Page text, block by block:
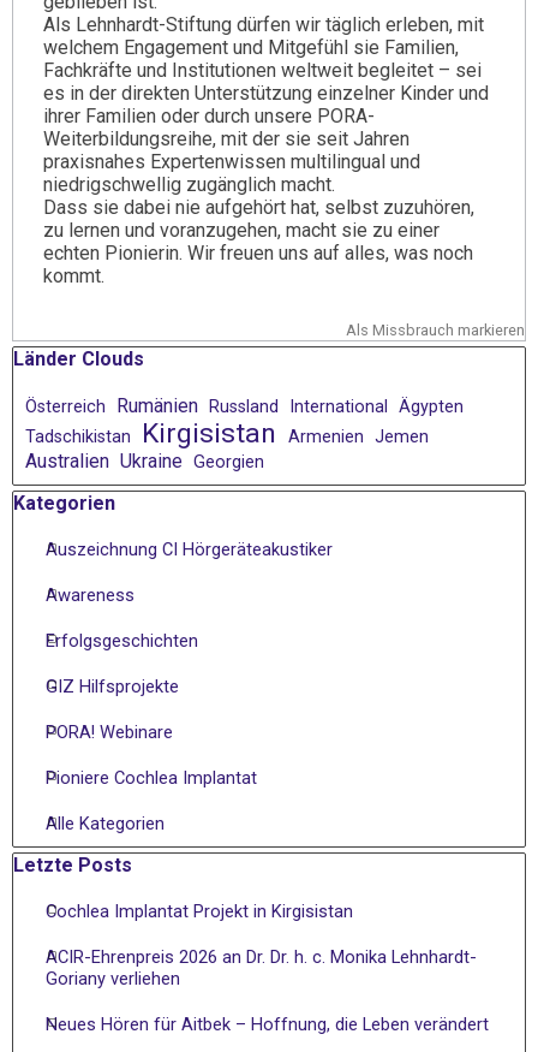
Als Lehnhardt-Stiftung dürfen wir täglich erleben, mit
welchem Engagement und Mitgefühl sie Familien,
Fachkräfte und Institutionen weltweit begleitet – sei
es in der direkten Unterstützung einzelner Kinder und
ihrer Familien oder durch unsere PORA-
Weiterbildungsreihe, mit der sie seit Jahren
praxisnahes Expertenwissen multilingual und
niedrigschwellig zugänglich macht.
Dass sie dabei nie aufgehört hat, selbst zuzuhören,
zu lernen und voranzugehen, macht sie zu einer
echten Pionierin. Wir freuen uns auf alles, was noch
kommt.
Als Missbrauch markieren
Block überspringen Länder Clouds
Länder Clouds
Österreich Rumänien Russland International Ägypten
Tadschikistan
Kirgisistan Armenien Jemen
Australien Ukraine Georgien
Block überspringen Kategorien
Kategorien
Auszeichnung CI Hörgeräteakustiker
Awareness
Erfolgsgeschichten
GIZ Hilfsprojekte
PORA! Webinare
Pioniere Cochlea Implantat
Alle Kategorien
Block überspringen Letzte Posts
Letzte Posts
Cochlea Implantat Projekt in Kirgisistan
ACIR-Ehrenpreis 2026 an Dr. Dr. h. c. Monika Lehnhardt-
Goriany verliehen
Neues Hören für Aitbek – Hoffnung, die Leben verändert